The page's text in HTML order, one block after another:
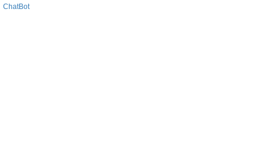
ChatBot